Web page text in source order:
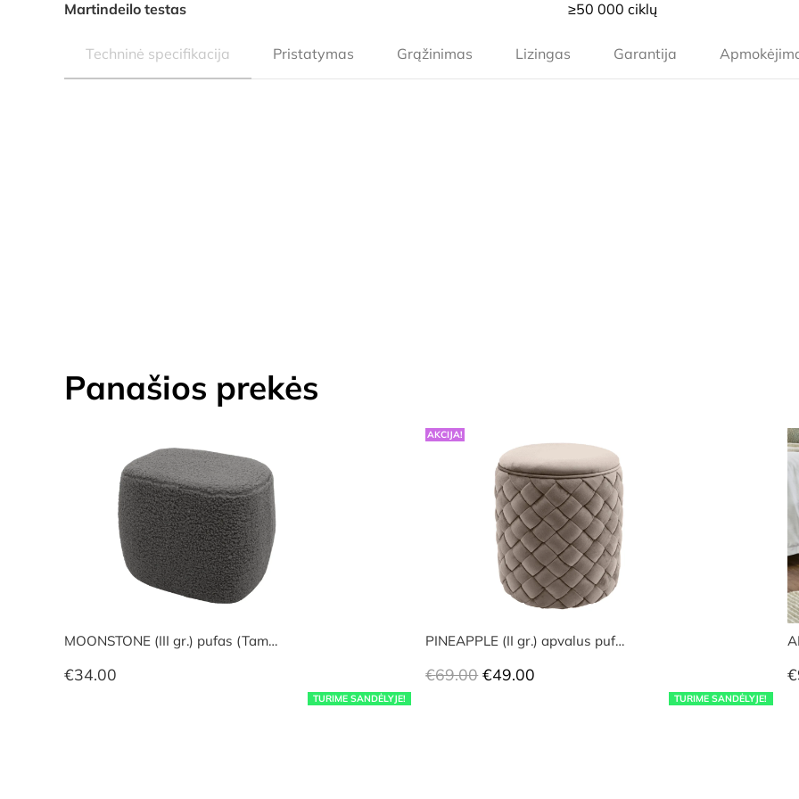
Martindeilo testas ≥50 000 ciklų
Techninė specifikacija Pristatymas Grąžinimas Lizingas Garantija
Panašios prekės
TURIME SANDĖLYJE!
MOONSTONE (III gr.) pufas (Tam…
€34.00
AKCIJA!
TURIME SANDĖLYJE!
PINEAPPLE (II gr.) apvalus puf…
€69.00 Original
€49.00 €